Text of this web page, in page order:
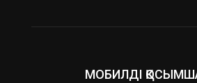
МОБИЛДІ